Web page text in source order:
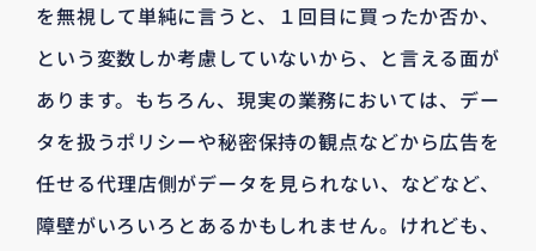
を無視して単純に言うと、１回目に買ったか否か、
という変数しか考慮していないから、と言える面が
あります。もちろん、現実の業務においては、デー
タを扱うポリシーや秘密保持の観点などから広告を
任せる代理店側がデータを見られない、などなど、
障壁がいろいろとあるかもしれません。けれども、